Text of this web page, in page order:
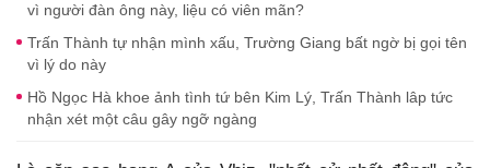
vì người đàn ông này, liệu có viên mãn?
Trấn Thành tự nhận mình xấu, Trường Giang bất ngờ bị gọi tên
vì lý do này
Hồ Ngọc Hà khoe ảnh tình tứ bên Kim Lý, Trấn Thành lâp tức
nhận xét một câu gây ngỡ ngàng